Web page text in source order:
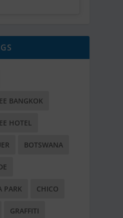
BANGKOK
HOTEL
BOTSWANA
PARK CHICO
GRAFFITI